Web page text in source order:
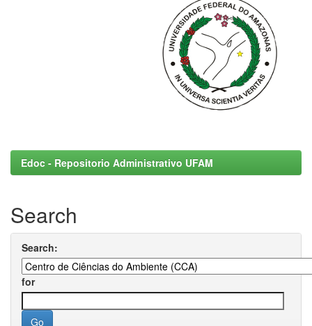
Edoc - Repositorio Administrativo UFAM
Search
Search:
for